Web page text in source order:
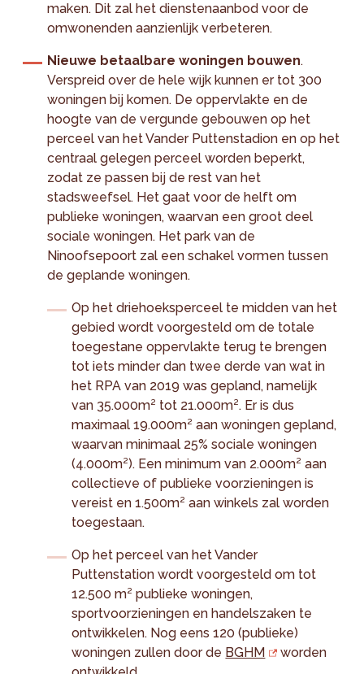
maken. Dit zal het dienstenaanbod voor de
omwonenden aanzienlijk verbeteren.
Nieuwe betaalbare woningen bouwen.
Verspreid over de hele wijk kunnen er tot 300
woningen bij komen. De oppervlakte en de
hoogte van de vergunde gebouwen op het
perceel van het Vander Puttenstadion en op het
centraal gelegen perceel worden beperkt,
zodat ze passen bij de rest van het
stadsweefsel. Het gaat voor de helft om
publieke woningen, waarvan een groot deel
sociale woningen. Het park van de
Ninoofsepoort zal een schakel vormen tussen
de geplande woningen.
Op het driehoeksperceel te midden van het
gebied wordt voorgesteld om de totale
toegestane oppervlakte terug te brengen
tot iets minder dan twee derde van wat in
het RPA van 2019 was gepland, namelijk
van 35.000m² tot 21.000m². Er is dus
maximaal 19.000m² aan woningen gepland,
waarvan minimaal 25% sociale woningen
(4.000m²). Een minimum van 2.000m² aan
collectieve of publieke voorzieningen is
vereist en 1.500m² aan winkels zal worden
toegestaan.
Op het perceel van het Vander
Puttenstation wordt voorgesteld om tot
12.500 m² publieke woningen,
sportvoorzieningen en handelszaken te
ontwikkelen. Nog eens 120 (publieke)
woningen zullen door de BGHM
worden